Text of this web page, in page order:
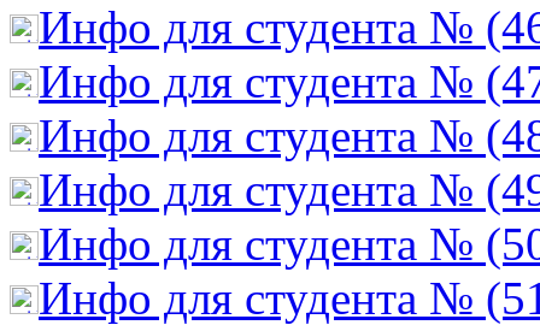
Инфо для студента №
Инфо для студента №
Инфо для студента №
Инфо для студента №
Инфо для студента №
Инфо для студента №